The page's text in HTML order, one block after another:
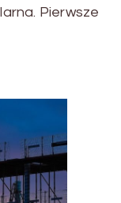
Pierwsze